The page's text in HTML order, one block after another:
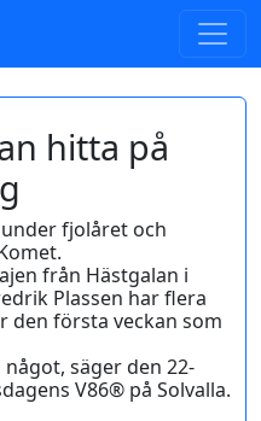
hitta på
fjolåret och
från Hästgalan i
Plassen har flera
den första veckan som
säger den 22-
V86® på Solvalla.